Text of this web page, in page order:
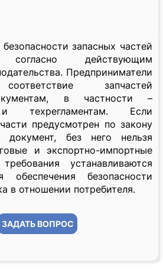
запасных частей
согласно действующим
Предприниматели
запчастей
в частности –
и техрегламентам. Если
предусмотрен по закону
документ, без него нельзя
и экспортно-импортные
устанавливаются
обеспечения безопасности
в отношении потребителя.
ЗАДАТЬ ВОПРОС